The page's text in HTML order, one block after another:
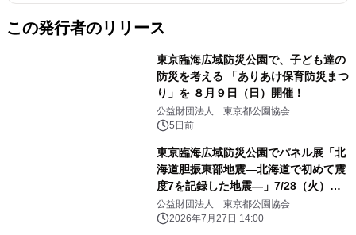
この発行者のリリース
東京臨海広域防災公園で、子ども達の
防災を考える 「ありあけ保育防災まつ
り」を ８月９日（日）開催！
公益財団法人 東京都公園協会
5日前
東京臨海広域防災公園でパネル展「北
海道胆振東部地震―北海道で初めて震
度7を記録した地震―」7/28（火）か
ら開催
公益財団法人 東京都公園協会
2026年7月27日 14:00